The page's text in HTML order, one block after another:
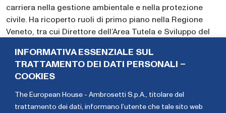
INFORMATIVA ESSENZIALE SUL
TRATTAMENTO DEI DATI PERSONALI –
COOKIES
The European House - Ambrosetti S.p.A., titolare del
trattamento dei dati, informano l’utente che tale sito web
carriera nella gestione ambientale e nella protezione
civile. Ha ricoperto ruoli di primo piano nella Regione
Veneto, tra cui Direttore dell’Area Tutela e Sviluppo del
Veneto (2016–2018), oltre al ruolo di Direttore di Veneto
Agricoltura dal 2021. Ha coordinato numerose
emergenze commissariali su scala nazionale e
regionale, con competenze specifiche in materia idrica,
ambientale e di protezione civile.